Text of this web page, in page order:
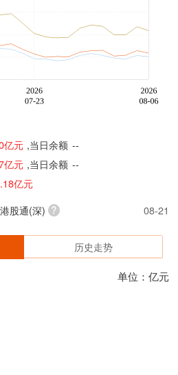
亿元 ,当日余额 --
亿元 ,当日余额 --
亿元
股通(深) 08-21
历史走势
单位：亿元